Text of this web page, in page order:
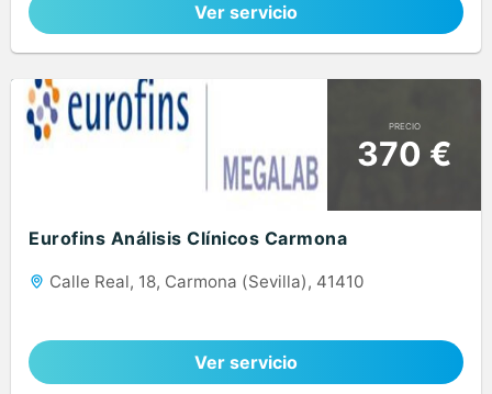
Ver servicio
PRECIO
370 €
Eurofins Análisis Clínicos Carmona
Calle Real, 18, Carmona (Sevilla), 41410
Ver servicio